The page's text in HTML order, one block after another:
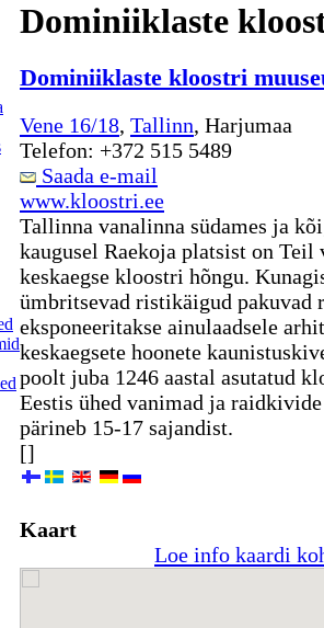
Dominiiklaste
Dominiiklaste kloostri
Vene 16/18, Tallinn, Harjumaa
Telefon: +372 515 5489
Saada e-mail
www.kloostri.ee
Tallinna vanalinna südames ja
kaugusel Raekoja platsist on Teil
keskaegse kloostri hõngu.
ümbritsevad ristikäigud
eksponeeritakse ainulaadsele
keskaegsete hoonete
poolt juba 1246 aastal asutatud
Eestis ühed vanimad ja
pärineb 15-17 sajandist.
[]
Kaart
Loe info kaardi